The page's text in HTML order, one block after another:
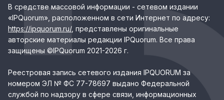
В средстве массовой информации - сетевом издании
«IPQuorum», расположенном в сети Интернет по адресу:
https://ipquorum.ru/, представлены оригинальные
авторские материалы редакции IPQuorum. Все права
защищены ©IPQuorum 2021-2026 г.
Реестровая запись сетевого издания IPQUORUM за
номером ЭЛ № ФС 77-78697 выдано Федеральной
службой по надзору в сфере связи, информационных